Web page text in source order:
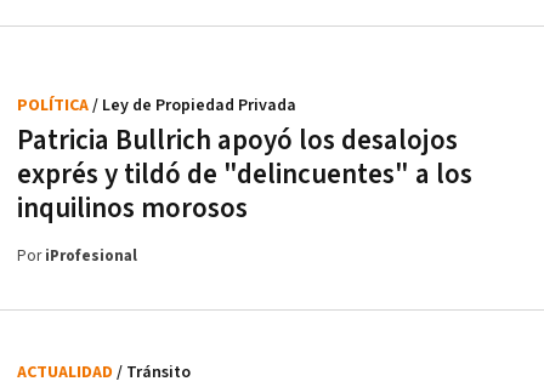
Patricia Bullrich apoyó los desalojos
exprés y tildó de "delincuentes" a los
inquilinos morosos
POLÍTICA/ Ley de Propiedad Privada
PoriProfesional
ACTUALIDAD / Tránsito